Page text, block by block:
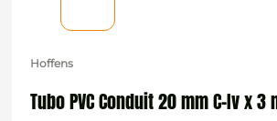
Hoffens
Tubo PVC Conduit 20 mm C-Iv x 3